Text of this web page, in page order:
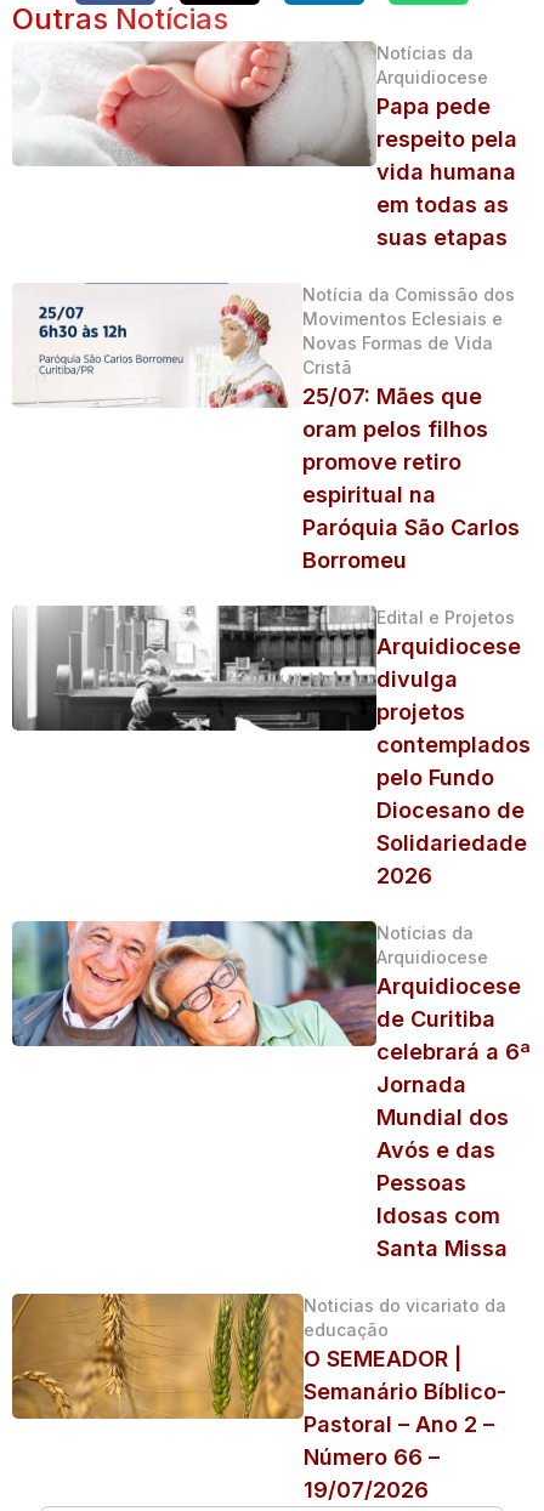
Outras Notícias
Notícias da
Arquidiocese
Papa pede
respeito pela
vida humana
em todas as
suas etapas
Notícia da Comissão dos
Movimentos Eclesiais e
Novas Formas de Vida
Cristã
25/07: Mães que
oram pelos filhos
promove retiro
espiritual na
Paróquia São Carlos
Borromeu
Edital e Projetos
Arquidiocese
divulga
projetos
contemplados
pelo Fundo
Diocesano de
Solidariedade
2026
Notícias da
Arquidiocese
Arquidiocese
de Curitiba
celebrará a 6ª
Jornada
Mundial dos
Avós e das
Pessoas
Idosas com
Santa Missa
Noticias do vicariato da
educação
O SEMEADOR |
Semanário Bíblico-
Pastoral – Ano 2 –
Número 66 –
19/07/2026